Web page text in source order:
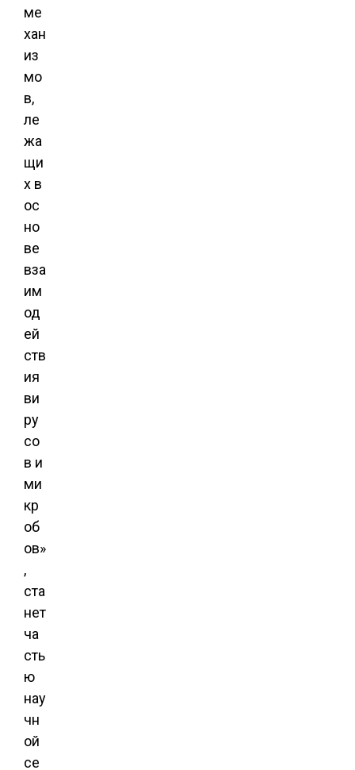
ме
хан
из
мо
в,
ле
жа
щи
х в
ос
но
ве
вза
им
од
ей
ств
ия
ви
ру
со
в и
ми
кр
об
ов»
,
ста
нет
ча
сть
ю
нау
чн
ой
се